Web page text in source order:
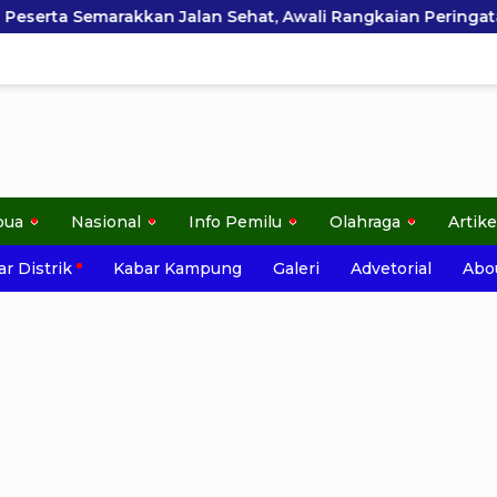
Awali Rangkaian Peringatan HUT ke-81
Nasional Info Pemilu Olahraga
Distrik Kabar Kampung Galeri Advetorial